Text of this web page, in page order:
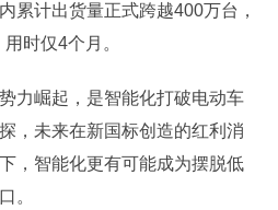
累计出货量正式跨越400万台，
时仅4个月。
力崛起，是智能化打破电动车
，未来在新国标创造的红利消
，智能化更有可能成为摆脱低
。